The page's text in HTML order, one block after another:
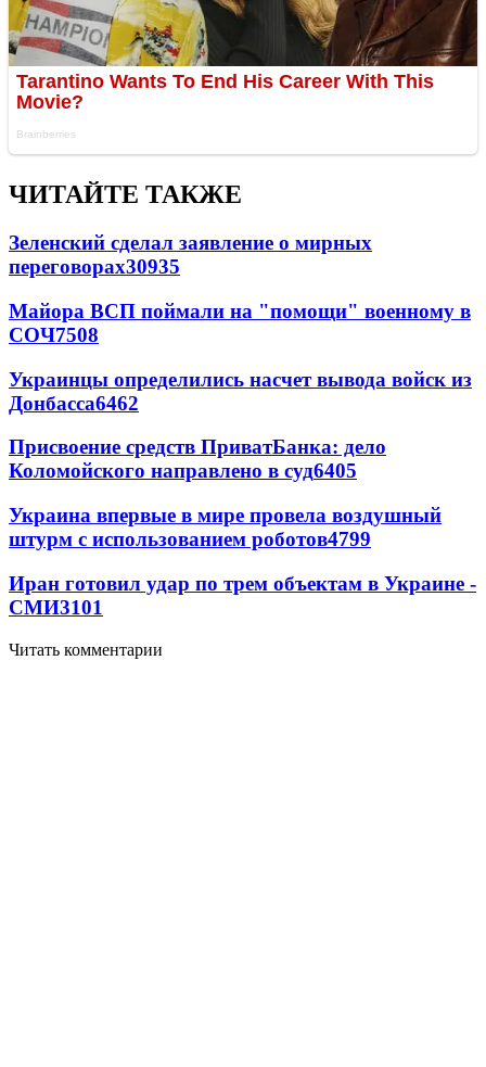
ЧИТАЙТЕ ТАКЖЕ
Зеленский сделал заявление о мирных
переговорах30935
Майора ВСП поймали на "помощи" военному в
СОЧ7508
Украинцы определились насчет вывода войск из
Донбасса6462
Присвоение средств ПриватБанка: дело
Коломойского направлено в суд6405
Украина впервые в мире провела воздушный
штурм с использованием роботов4799
Иран готовил удар по трем объектам в Украине -
СМИ3101
Читать комментарии